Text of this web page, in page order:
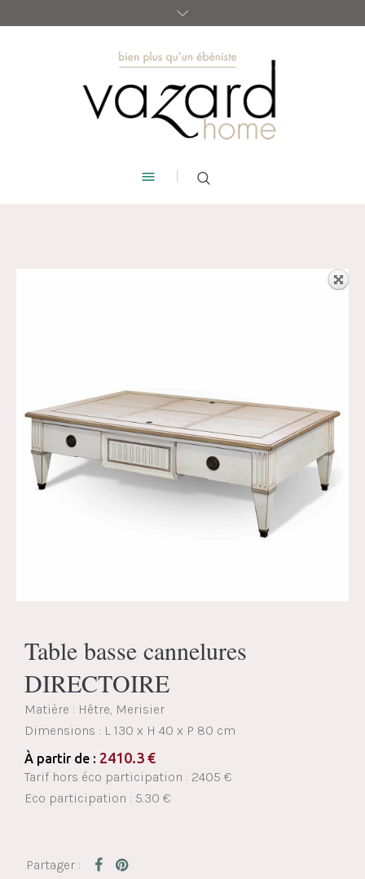
Table basse cannelures
DIRECTOIRE
Matière : Hêtre, Merisier
Dimensions : L 130 x H 40 x P 80 cm
À partir de : 2410.3 €
Tarif hors éco participation : 2405 €
Eco participation : 5.30 €